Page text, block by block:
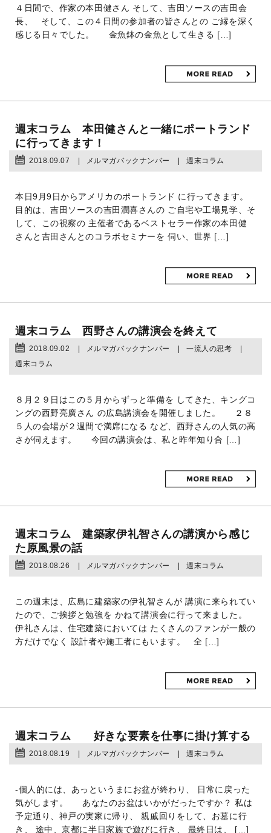
４日間で、作家の本田健さん そして、吉田ソースの吉田会
長、 そして、この４日間の参加者の皆さんとの ご縁を深く
感じる日々でした。 金魚鉢の金魚として生きる […]
週末コラム 本田健さんと一緒にポートランド
に行ってきます！
2018.09.07 メルマガバックナンバー 週末コラム
本日9月9日からアメリカのポートランド に行ってきます。
目的は、吉田ソースの吉田潤喜さんの ご自宅や工場見学、そ
して、この視察の 主催者であるベストセラー作家の本田健
さんと吉田さんとのコラボセミナーを 伺い、世界 […]
週末コラム 西野さんの講演会を終えて
2018.09.02 メルマガバックナンバー
一流人の思考
週末コラム
８月２９日はこの５月からずっと準備を してきた、キングコ
ングの西野亮廣さん の広島講演会を開催しました。 ２８
５人の会場が２週間で満席になる など、西野さんの人気の高
さが伺えます。 今回の講演会は、私と昨年知り合 […]
週末コラム 建築家伊礼智さんの講演から感じ
た原風景の話
2018.08.26 メルマガバックナンバー 週末コラム
この週末は、広島に建築家の伊礼智さんが 講演に来られてい
たので、ご挨拶と勉強を かねて講演会に行って来ました。
伊礼さんは、住宅建築においては たくさんのファンが一般の
方だけでなく 設計者や施工者にもいます。 全 […]
週末コラム 好きな要素を仕事に掛け算する
2018.08.19 メルマガバックナンバー 週末コラム
-個人的には、あっというまにお盆が終わり、 日常に戻った
気がします。 あなたのお盆はいかがだったですか？ 私は
予定通り、神戸の実家に帰り、 親戚回りをして、お墓に行
き、 途中、京都に半日家族で遊びに行き、 最終日は、 […]